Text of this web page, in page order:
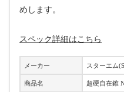
めします。
スペック詳細はこちら
メーカー スターエム
商品名 超硬自在錐